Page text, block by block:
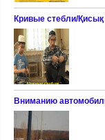
Кривые стебли/Қисық
Вниманию